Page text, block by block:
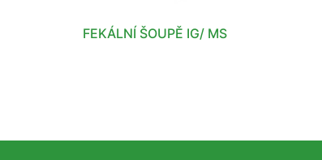
FEKÁLNÍ ŠOUPĚ IG/ MS